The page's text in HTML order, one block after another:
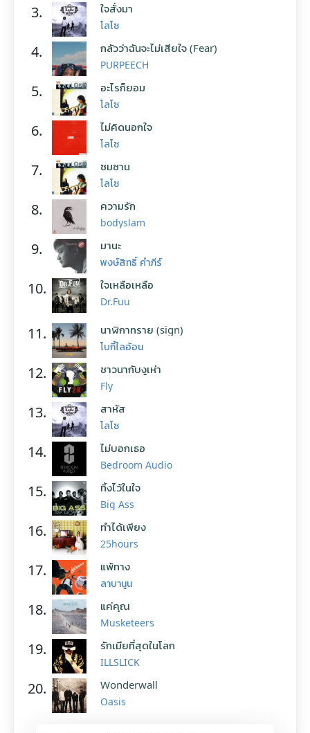
3. ใจสั่งมา
โลโซ
4. กลัวว่าฉันจะไม่เสียใจ (Fear)
PURPEECH
5. อะไรก็ยอม
โลโซ
6. ไม่คิดนอกใจ
โลโซ
7. ซมซาน
โลโซ
8. ความรัก
bodyslam
9. มานะ
พงษ์สิทธิ์ คำภีร์
10. ใจเหลือเหลือ
Dr.Fuu
11. นาฬิกาทราย (sign)
โบกี้ไลอ้อน
12. ชาวนากับงูเห่า
Fly
13. สาหัส
โลโซ
14. ไม่บอกเธอ
Bedroom Audio
15. ทิ้งไว้ในใจ
Big Ass
16. ทำได้เพียง
25hours
17. แพ้ทาง
ลาบานูน
18. แค่คุณ
Musketeers
19. รักเมียที่สุดในโลก
ILLSLICK
20. Wonderwall
Oasis